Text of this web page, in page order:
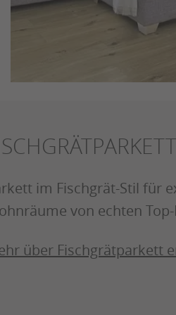
im Fischgrät-Stil für
von echten
über Fischgrätparkett